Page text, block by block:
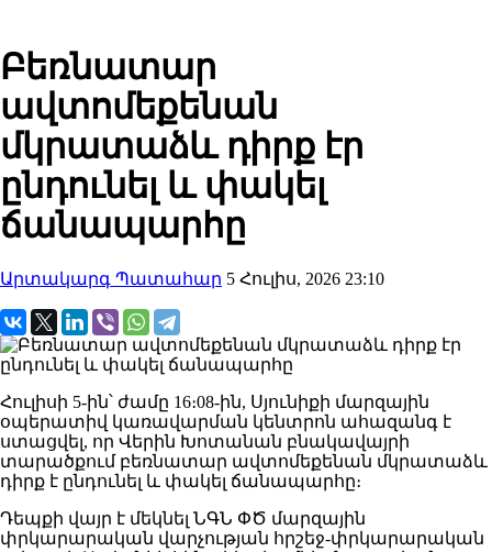
Բեռնատար
ավտոմեքենան
մկրատաձև դիրք էր
ընդունել և փակել
ճանապարհը
Արտակարգ Պատահար 5 Հուլիս, 2026 23:10
Հուլիսի 5-ին՝ ժամը 16։08-ին, Սյունիքի մարզային
օպերատիվ կառավարման կենտրոն ահազանգ է
ստացվել, որ Վերին Խոտանան բնակավայրի
տարածքում բեռնատար ավտոմեքենան մկրատաձև
դիրք է ընդունել և փակել ճանապարհը։
Դեպքի վայր է մեկնել ՆԳՆ ՓԾ մարզային
փրկարարական վարչության հրշեջ-փրկարարական